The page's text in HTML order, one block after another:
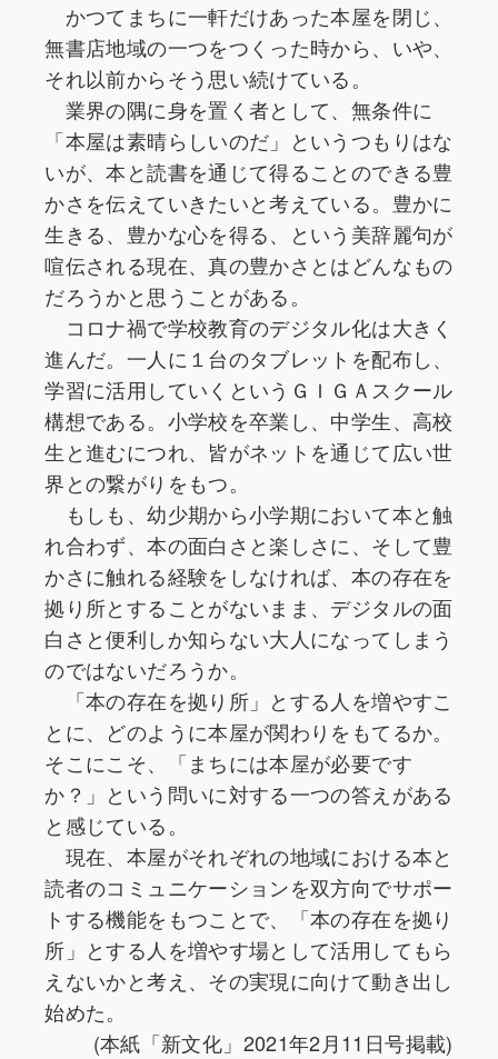
かつてまちに一軒だけあった本屋を閉じ、
無書店地域の一つをつくった時から、いや、
それ以前からそう思い続けている。
業界の隅に身を置く者として、無条件に
「本屋は素晴らしいのだ」というつもりはな
いが、本と読書を通じて得ることのできる豊
かさを伝えていきたいと考えている。豊かに
生きる、豊かな心を得る、という美辞麗句が
喧伝される現在、真の豊かさとはどんなもの
だろうかと思うことがある。
コロナ禍で学校教育のデジタル化は大きく
進んだ。一人に１台のタブレットを配布し、
学習に活用していくというＧＩＧＡスクール
構想である。小学校を卒業し、中学生、高校
生と進むにつれ、皆がネットを通じて広い世
界との繋がりをもつ。
もしも、幼少期から小学期において本と触
れ合わず、本の面白さと楽しさに、そして豊
かさに触れる経験をしなければ、本の存在を
拠り所とすることがないまま、デジタルの面
白さと便利しか知らない大人になってしまう
のではないだろうか。
「本の存在を拠り所」とする人を増やすこ
とに、どのように本屋が関わりをもてるか。
そこにこそ、「まちには本屋が必要です
か？」という問いに対する一つの答えがある
と感じている。
現在、本屋がそれぞれの地域における本と
読者のコミュニケーションを双方向でサポー
トする機能をもつことで、「本の存在を拠り
所」とする人を増やす場として活用してもら
えないかと考え、その実現に向けて動き出し
始めた。
(本紙「新文化」2021年2月11日号掲載)